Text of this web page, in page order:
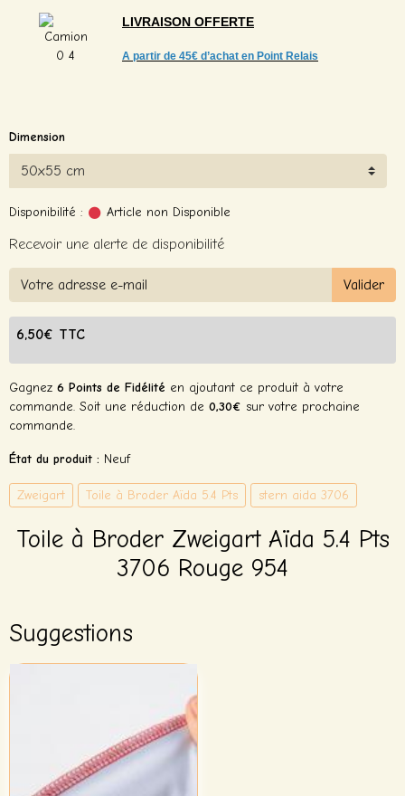
LIVRAISON OFFERTE
A partir de 45€ d’achat en Point Relais
Dimension
Disponibilité : Article non Disponible
Recevoir une alerte de disponibilité
Valider
6,50€ TTC
Gagnez 6 Points de Fidélité en ajoutant ce produit à votre
commande. Soit une réduction de 0,30€ sur votre prochaine
commande.
État du produit : Neuf
Zweigart Toile à Broder Aïda 5.4 Pts stern aida 3706
Toile à Broder Zweigart Aïda 5.4 Pts
3706 Rouge 954
Suggestions